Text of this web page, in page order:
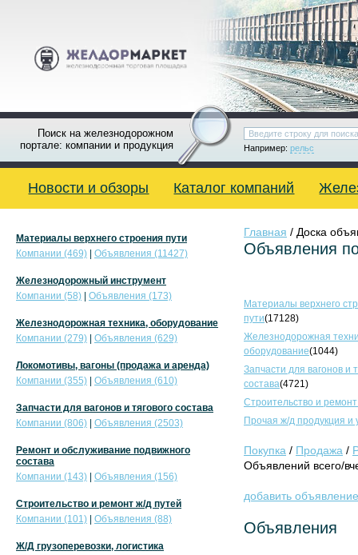
Поиск на железнодорожном
портале: компании и продукция
Например: рельс
Новости и обзоры Каталог компаний
Главная / Доска
Объявления
Материалы верхнего
пути(17128)
Железнодорожная
оборудование(1044)
Запчасти для вагонов и
состава(4721)
Строительство и
Прочая ж/д продукция и
Покупка / Продажа /
Объявлений всего/
добавить объявление
Объявления
Материалы верхнего строения пути
Компании (469)
Объявления (11427)
Железнодорожный инструмент
Компании (58)
Объявления (173)
Железнодорожная техника, оборудование
Компании (279)
Объявления (629)
Локомотивы, вагоны (продажа и аренда)
Компании (355)
Объявления (610)
Запчасти для вагонов и тягового состава
Компании (806)
Объявления (2503)
Ремонт и обслуживание подвижного
состава
Компании (143)
Объявления (156)
Строительство и ремонт ж/д путей
Компании (101)
Объявления (88)
Ж/Д грузоперевозки, логистика